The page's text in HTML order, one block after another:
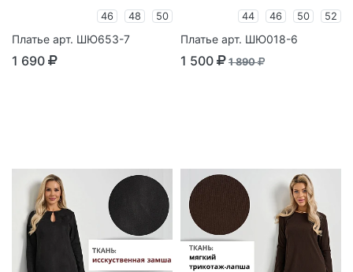
46 48 50
Платье арт. ШЮ653-7
1 690
44 46 50 52
Платье арт. ШЮ018-6
1 500 1 890